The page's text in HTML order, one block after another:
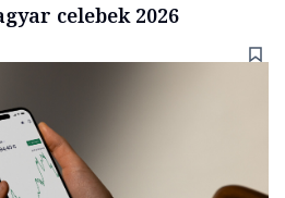
celebek 2026